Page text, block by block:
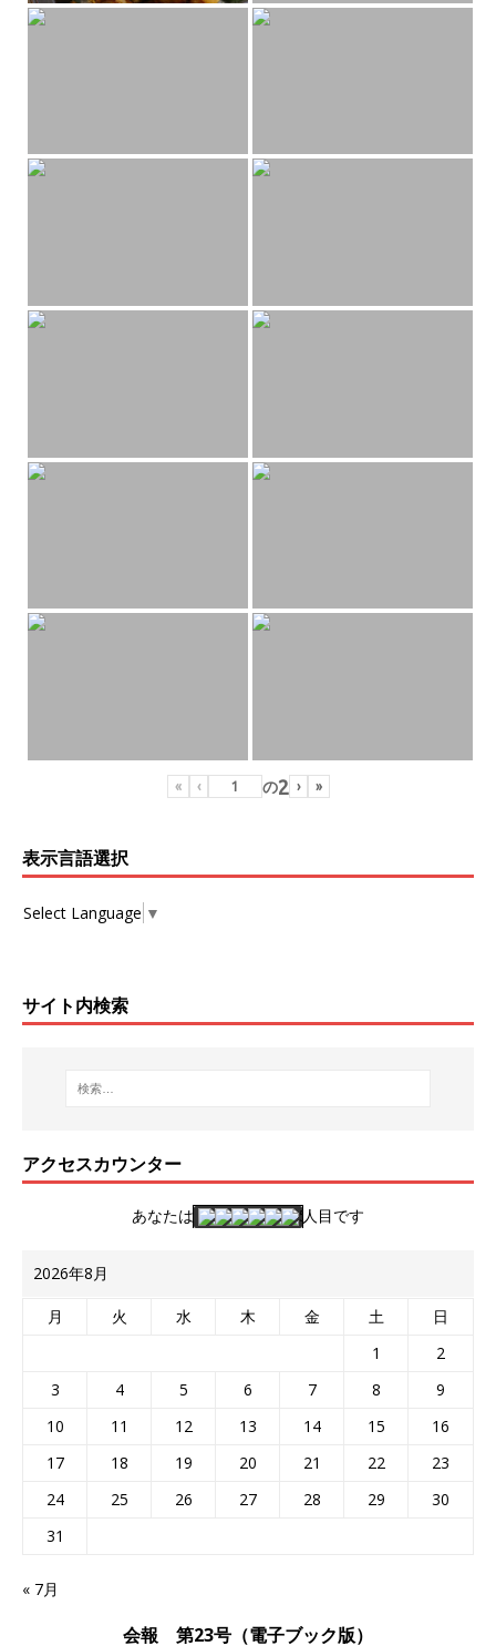
« ‹ の2 › »
表示言語選択
Select Language ▼
サイト内検索
アクセスカウンター
あなたは 人目です
2026年8月
月 火 水 木 金 土
日
1
2
3
4 5 6 7 8
9
10
11 12 13 14 15
16
17
18 19 20 21 22
23
24
25 26 27 28 29
30
31
« 7月
会報 第23号（電子ブック版）